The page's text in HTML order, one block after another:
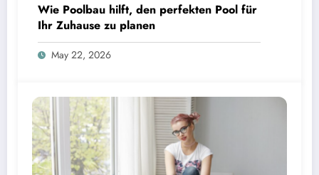
Wie Poolbau hilft, den perfekten Pool für
Ihr Zuhause zu planen
May 22, 2026